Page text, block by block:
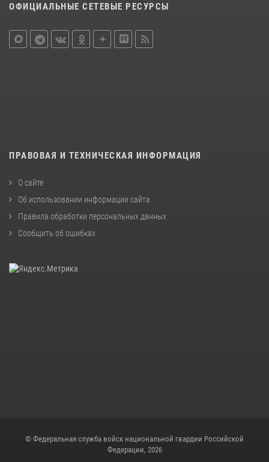
ОФИЦИАЛЬНЫЕ СЕТЕВЫЕ РЕСУРСЫ
ПРАВОВАЯ И ТЕХНИЧЕСКАЯ ИНФОРМАЦИЯ
О сайте
Об использовании информации сайта
Правила обработки персональных данных
Сообщить об ошибках
© Федеральная служба войск национальной гвардии Российской
Федерации, 2026